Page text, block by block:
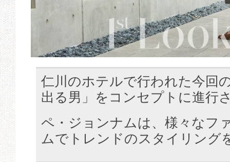
仁川のホテルで行われた今回
出る男」をコンセプトに進行
ペ・ジョンナムは、様々なフ
ムでトレンドのスタイリング